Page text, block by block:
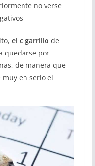
no verse
el cigarrillo de
quedarse por
de manera que
muy en serio el